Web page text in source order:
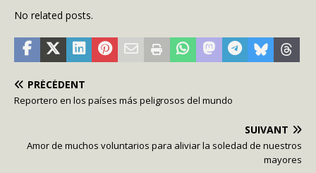
No related posts.
PRÉCÉDENT
Reportero en los países más peligrosos del mundo
SUIVANT
Amor de muchos voluntarios para aliviar la soledad de nuestros
mayores